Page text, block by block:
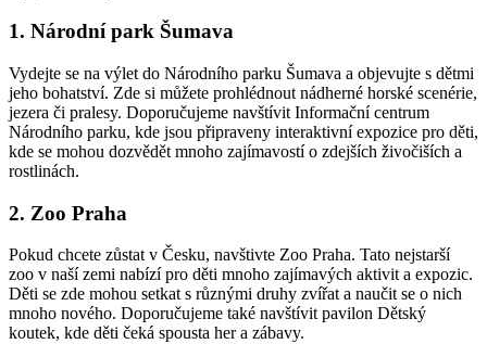
1. Národní park⁣ Šumava
Vydejte se ⁣na výlet‌ do Národního parku Šumava a objevujte s dětmi
jeho bohatství. Zde si můžete prohlédnout nádherné horské scenérie,⁤
jezera‌ či pralesy. ‍Doporučujeme ‌navštívit Informační centrum
Národního parku, kde jsou připraveny interaktivní expozice pro děti,
kde se ​mohou dozvědět mnoho zajímavostí o zdejších živočiších a
rostlinách.
2. Zoo Praha
Pokud chcete zůstat v Česku, navštivte Zoo Praha.⁣ Tato nejstarší‌
zoo v ⁢naší zemi nabízí pro děti mnoho zajímavých aktivit a expozic.
Děti se⁤ zde mohou setkat s různými druhy zvířat a naučit ‍se o nich
mnoho nového. Doporučujeme také navštívit ​pavilon ⁤Dětský⁣
koutek, kde děti čeká spousta⁣ her a zábavy.